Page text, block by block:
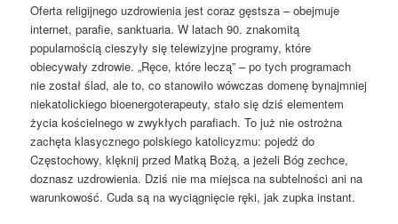
Oferta religijnego uzdrowienia jest coraz gęstsza – obejmuje
internet, parafie, sanktuaria. W latach 90. znakomitą
popularnością cieszyły się telewizyjne programy, które
obiecywały zdrowie. „Ręce, które leczą” – po tych programach
nie został ślad, ale to, co stanowiło wówczas domenę bynajmniej
niekatolickiego bioenergoterapeuty, stało się dziś elementem
życia kościelnego w zwykłych parafiach. To już nie ostrożna
zachęta klasycznego polskiego katolicyzmu: pojedź do
Częstochowy, klęknij przed Matką Bożą, a jeżeli Bóg zechce,
doznasz uzdrowienia. Dziś nie ma miejsca na subtelności ani na
warunkowość. Cuda są na wyciągnięcie ręki, jak zupka instant.